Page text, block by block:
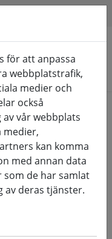
Ljusslingor
Basic
7,1 m
för att anpassa
webbplatstrafik,
medier och
också
vår webbplats
medier,
kan komma
med annan data
de har samlat
av deras tjänster.